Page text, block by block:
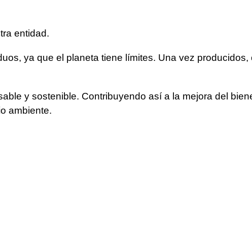
entidad.
ya que el planeta tiene límites. Una vez
y sostenible. Contribuyendo así a la mejora del
ambiente.